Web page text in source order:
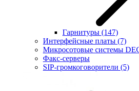
Гарнитуры (147)
Интерфейсные платы (7)
Микросотовые системы
Факс-серверы
SIP-громкоговорители (5)